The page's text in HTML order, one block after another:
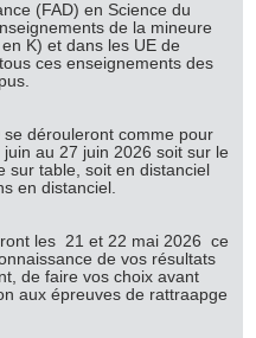
(FAD) en Science du
de la mineure
K) et dans les UE de
ces enseignements des
dérouleront comme pour
au 27 juin 2026 soit sur le
sur table, soit en distanciel
en distanciel.
les 21 et 22 mai 2026 ce
de vos résultats
de faire vos choix avant
aux épreuves de rattraapge